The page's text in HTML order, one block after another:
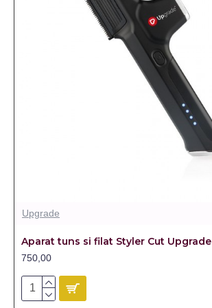
Upgrade
Aparat tuns si filat Styler Cut Upgrade
750,00